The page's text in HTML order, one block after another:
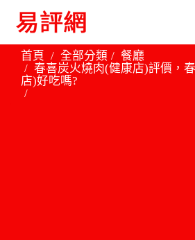
首頁 全部分類
餐廳
春喜炭火燒肉(健康店)評價，
店)好吃嗎?